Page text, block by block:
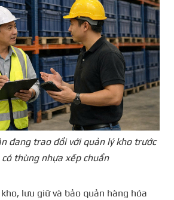
đang trao đổi với quản lý kho trước
có thùng nhựa xếp chuẩn
lưu giữ và bảo quản hàng hóa